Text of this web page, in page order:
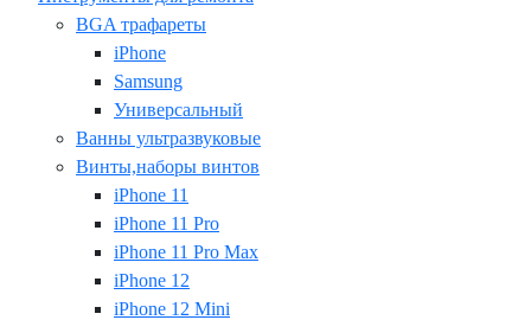
BGA трафареты
iPhone
Samsung
Универсальный
Ванны ультразвуковые
Винты,наборы винтов
iPhone 11
iPhone 11 Pro
iPhone 11 Pro Max
iPhone 12
iPhone 12 Mini